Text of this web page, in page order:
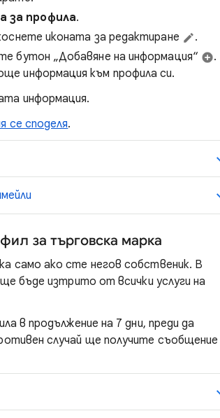
за профила.
иконата за редактиране
.
бутон „Добавяне на информация“
.
информация към профила си.
информация.
се споделя.
за търговска марка
само ако сте негов собственик. В
бъде изтрито от всички услуги на
в продължение на 7 дни, преди да
случай ще получите съобщение